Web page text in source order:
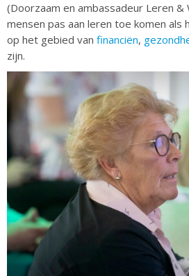
(Doorzaam en ambassadeur Leren
mensen pas aan leren toe komen als
op het gebied van financiën,
zijn.